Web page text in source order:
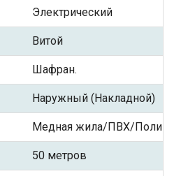
Электрический
Витой
Шафран.
Наружный (Накладной)
Медная жила/ПВХ/
50 метров